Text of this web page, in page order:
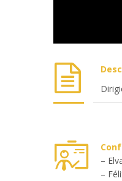
–
–